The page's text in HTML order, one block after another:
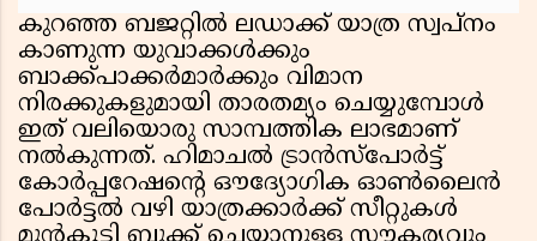
കുറഞ്ഞ ബജറ്റിൽ ലഡാക്ക് യാത്ര സ്വപ്നം
കാണുന്ന യുവാക്കൾക്കും
ബാക്ക്പാക്കർമാർക്കും വിമാന
നിരക്കുകളുമായി താരതമ്യം ചെയ്യുമ്പോൾ
ഇത് വലിയൊരു സാമ്പത്തിക ലാഭമാണ്
നൽകുന്നത്. ഹിമാചൽ ട്രാൻസ്പോർട്ട്
കോർപ്പറേഷന്റെ ഔദ്യോഗിക ഓൺലൈൻ
പോർട്ടൽ വഴി യാത്രക്കാർക്ക് സീറ്റുകൾ